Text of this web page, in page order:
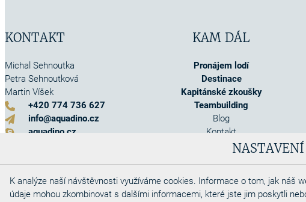
K analýze naší návštěvnosti využíváme cookies. Informace o tom, jak náš
údaje mohou zkombinovat s dalšími informacemi, které jste jim poskytli
KONTAKT
Michal Sehnoutka
Petra Sehnoutková
Martin Víšek
+420 774 736 627
info@aquadino.cz
aquadino.cz
KAM DÁL
Pronájem lodí
Destinace
Kapitánské zkoušky
Teambuilding
Blog
Kontakt
O nás
Obchodní podmínky
Cookies